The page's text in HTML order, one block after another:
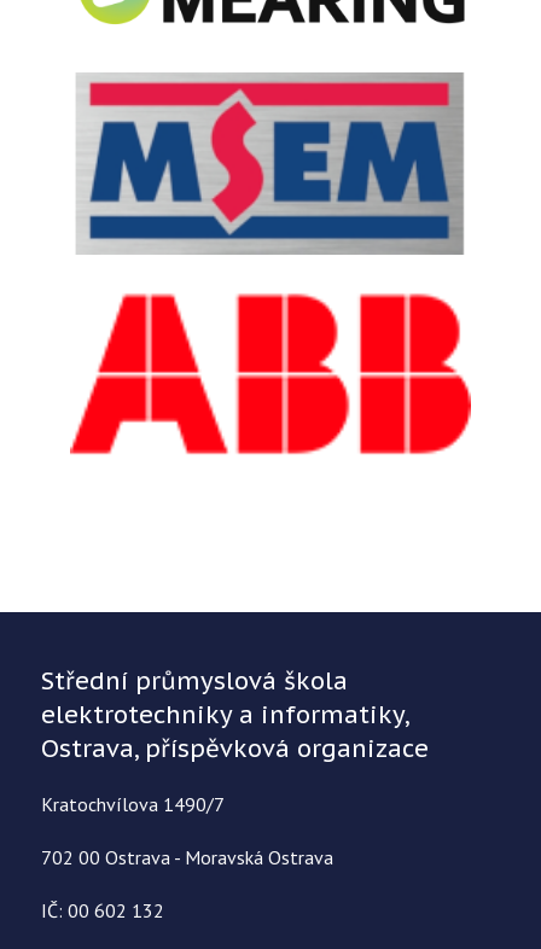
Střední průmyslová škola
elektrotechniky a informatiky,
Ostrava, příspěvková organizace
Kratochvílova 1490/7
702 00 Ostrava - Moravská Ostrava
IČ: 00 602 132